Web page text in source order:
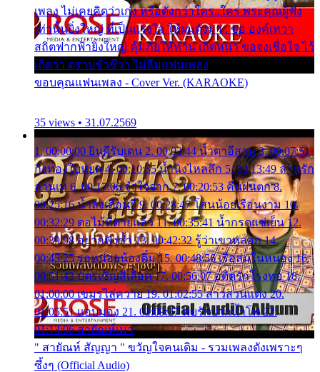
เพลง ไม่เคยคิดว่าเก่ง หรือดังกว่าใคร..ใคร พระคุณผู้ฟัง
เท่านั้นยิ่งใหญ่ ที่เป็นแรงใจ ให้ผมดังมา.. ขอ องค์เทวา
สถิตฟากฟ้ายิ่งใหญ่ คุ้มภัยให้ท่าน เถิดหนา ขอจงเชื่อใจ ไว้
เถิดว่า ตราบชั่วชีวา ไม่ลืมแฟนเพลง
ขอบคุณแฟนเพลง - Cover Ver. (KARAOKE)
35 views • 31.07.2569
1. 00:00:00 ยินดีรับเดน 2. 00:03:44 น้ำตาอีสาน 3. 00:07:51
กิ่งทองใบหยก 4. 00:10:35 น้ำนิ่งไหลลึก 5. 00:13:49 ลานรัก
ลานเท 6. 00:17:06 จำใจจาก 7. 00:20:53 คืนฝนตก 8.
00:25:16 น้ำลงเดือนยี่ 9. 00:28:47 โสนน้อยเรือนงาม 10.
00:32:29 ตอไม้ที่ตายแล้ว 11. 00:35:41 น้ำกรดแช่เย็น 12.
00:39:08 อยากฟังซ้ำ 13. 00:42:32 รู้ว่าเขาหลอก 14.
00:45:25 รอหน่อยน้องติ๋ม 15. 00:48:56 เรือล่มในหนอง 16.
00:51:43 บัตรเชิญสีเลือด 17. 00:56:07 อดีตรักโรงทอ 18.
01:00:00 เขมรไล่ควาย 19. 01:02:55 สาวสวนแตง 20.
01:05:51 แอบมอง 21. 01:09:27 พบรักปากน้ำโพ 22.
01:13:06 สายัณห์เมา
" สายัณห์ สัญญา " ขวัญใจคนเดิม - รวมเพลงดังเพราะๆ
ซึ้งๆ (Official Audio)